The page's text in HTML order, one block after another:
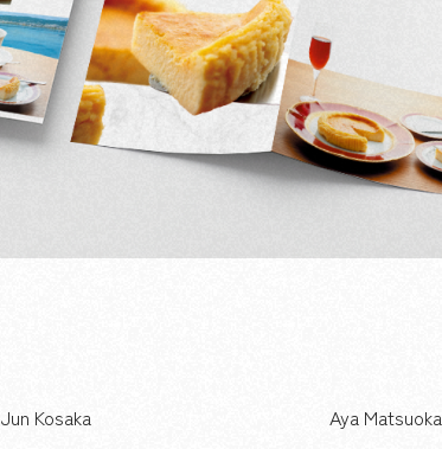
Jun Kosaka Aya Matsuoka